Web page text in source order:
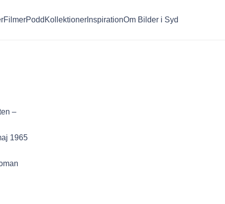
FilmerPodd Kollektioner InspirationOm Bilder i Syd
–
1965